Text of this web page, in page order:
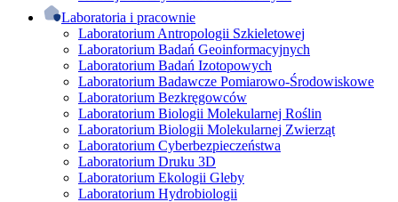
Laboratoria i pracownie
Laboratorium Antropologii Szkieletowej
Laboratorium Badań Geoinformacyjnych
Laboratorium Badań Izotopowych
Laboratorium Badawcze Pomiarowo-Środowiskowe
Laboratorium Bezkręgowców
Laboratorium Biologii Molekularnej Roślin
Laboratorium Biologii Molekularnej Zwierząt
Laboratorium Cyberbezpieczeństwa
Laboratorium Druku 3D
Laboratorium Ekologii Gleby
Laboratorium Hydrobiologii